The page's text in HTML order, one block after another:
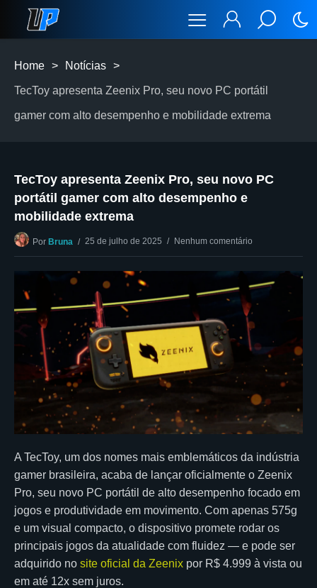
Home > Notícias >
TecToy apresenta Zeenix Pro, seu novo PC portátil
gamer com alto desempenho e mobilidade extrema
TecToy apresenta Zeenix Pro, seu novo PC
portátil gamer com alto desempenho e
mobilidade extrema
Por Bruna 25 de julho de 2025 Nenhum comentário
A TecToy, um dos nomes mais emblemáticos da indústria
gamer brasileira, acaba de lançar oficialmente o Zeenix
Pro, seu novo PC portátil de alto desempenho focado em
jogos e produtividade em movimento. Com apenas 575g
e um visual compacto, o dispositivo promete rodar os
principais jogos da atualidade com fluidez — e pode ser
adquirido no site oficial da Zeenix por R$ 4.999 à vista ou
em até 12x sem juros.